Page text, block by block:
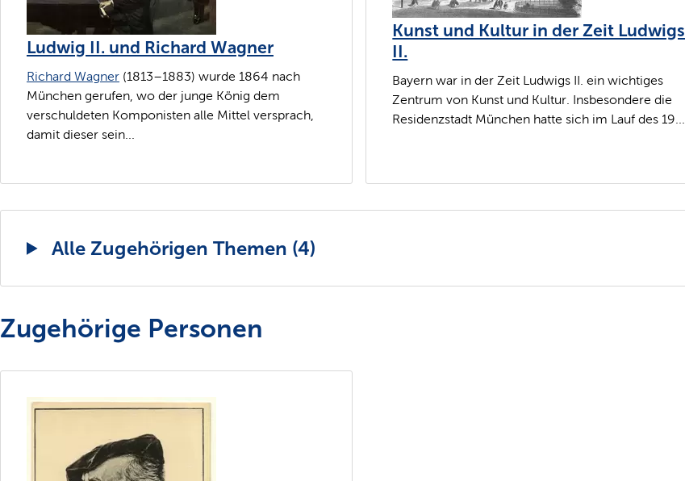
Ludwig II. und Richard Wagner
Richard Wagner (1813–1883) wurde 1864 nach
München gerufen, wo der junge König dem
verschuldeten Komponisten alle Mittel versprach,
damit dieser sein...
Kunst und Kultur in der Zeit Ludwigs
II.
Bayern war in der Zeit Ludwigs II. ein wichtiges
Zentrum von Kunst und Kultur. Insbesondere die
Residenzstadt München hatte sich im Lauf des 19....
Alle Zugehörigen Themen (4)
Zugehörige Personen